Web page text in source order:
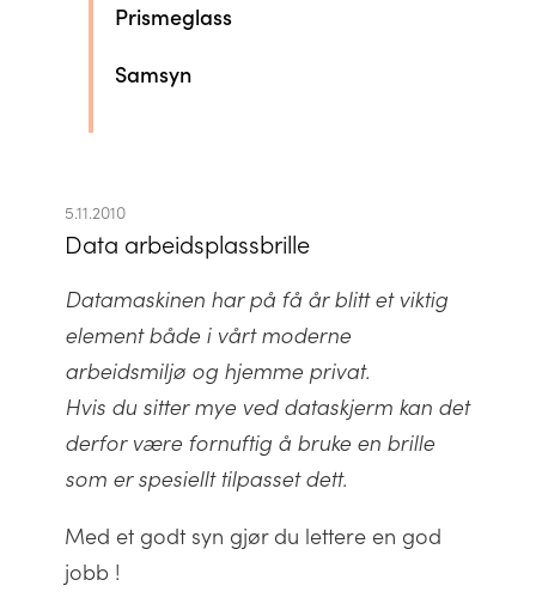
Prismeglass
Samsyn
5.11.2010
Data arbeidsplassbrille
Datamaskinen har på få år blitt et viktig
element både i vårt moderne
arbeidsmiljø og hjemme privat.
Hvis du sitter mye ved dataskjerm kan det
derfor være fornuftig å bruke en brille
som er spesiellt tilpasset dett.
Med et godt syn gjør du lettere en god
jobb !